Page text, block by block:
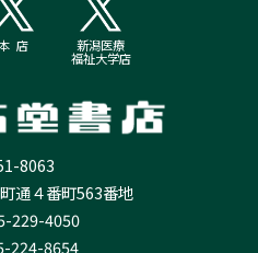
店 新潟医療
福祉大学店
8063
通４番町563番地
229-4050
224-8654